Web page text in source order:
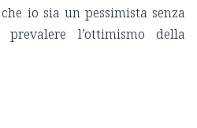
io sia un pessimista senza
l’ottimismo della